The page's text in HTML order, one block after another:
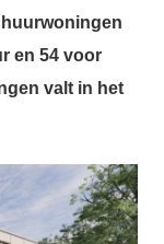
en 54 voor
valt in het